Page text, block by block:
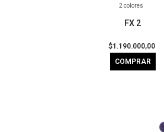
2 colores
FX 2
$1.190.000,00
COMPRAR